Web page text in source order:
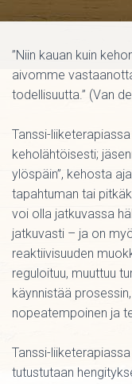
”Niin kauan kuin
aivomme
todellisuutta.” (Van
Tanssi-
keholähtöisesti;
ylöspäin”, kehosta
tapahtuman tai
voi olla jatkuvassa
jatkuvasti – ja on
reaktiivisuuden
reguloituu, muuttuu
käynnistää
nopeatempoinen ja
Tanssi-
tutustutaan